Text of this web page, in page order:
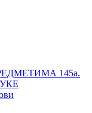
145а.